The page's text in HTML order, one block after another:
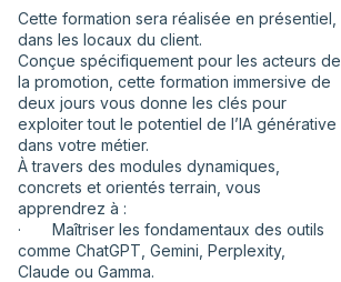
Cette formation sera réalisée en présentiel,
dans les locaux du client.
Conçue spécifiquement pour les acteurs de
la promotion, cette formation immersive de
deux jours vous donne les clés pour
exploiter tout le potentiel de l’IA générative
dans votre métier.
À travers des modules dynamiques,
concrets et orientés terrain, vous
apprendrez à :
· Maîtriser les fondamentaux des outils
comme ChatGPT, Gemini, Perplexity,
Claude ou Gamma.